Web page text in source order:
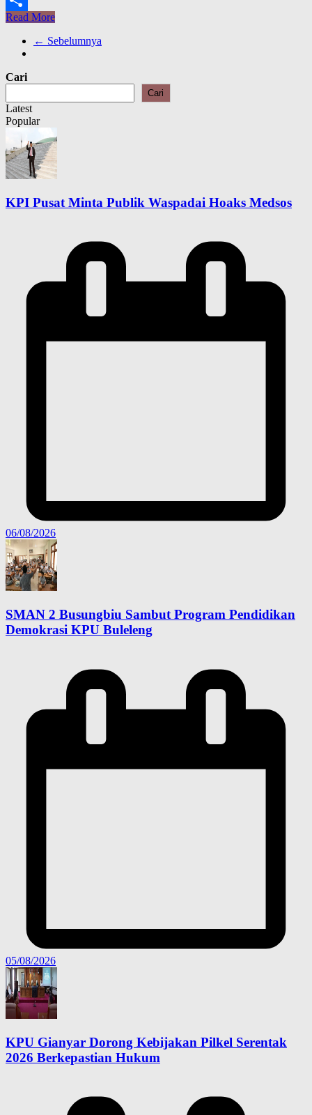
Share
Read More
← Sebelumnya
Cari
Cari
Latest
Popular
KPI Pusat Minta Publik Waspadai Hoaks Medsos
06/08/2026
SMAN 2 Busungbiu Sambut Program Pendidikan
Demokrasi KPU Buleleng
05/08/2026
KPU Gianyar Dorong Kebijakan Pilkel Serentak
2026 Berkepastian Hukum